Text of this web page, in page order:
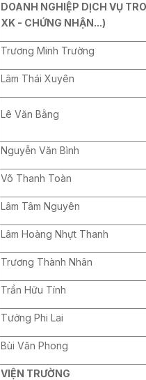
DOANH NGHIỆP DỊCH VỤ
XK - CHỨNG NHẬN...)
Trương Minh Trường
Lâm Thái Xuyên
Lê Văn Bằng
Nguyễn Văn Bình
Võ Thanh Toàn
Lâm Tâm Nguyên
Lâm Hoàng Nhựt Thanh
Trương Thành Nhân
Trần Hữu Tính
Tưởng Phi Lai
Bùi Văn Phong
VIỆN TRƯỜNG